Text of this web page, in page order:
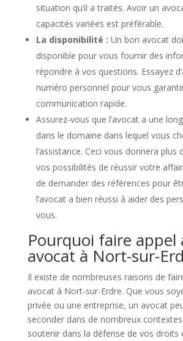
situation qu’il a traités. Avoir un
capacités variées est préférable.
La disponibilité : Un bon avocat
disponible pour vous fournir des
répondre à vos questions. Essayez
numéro personnel pour vous
communication rapide.
Assurez-vous que l’avocat a une
dans le domaine dans lequel vous
l’assistance. Ceci vous donnera plus
vos possibilités de réussir votre
de demander des références pour
l’avocat a bien réussi à aider des
vous.
Pourquoi faire appel
avocat à Nort-sur-
Il existe de nombreuses raisons de
avocat à Nort-sur-Erdre. Que vous
privée ou une entreprise, un avocat
seconder dans de nombreux
soutenir dans la défense de vos droits